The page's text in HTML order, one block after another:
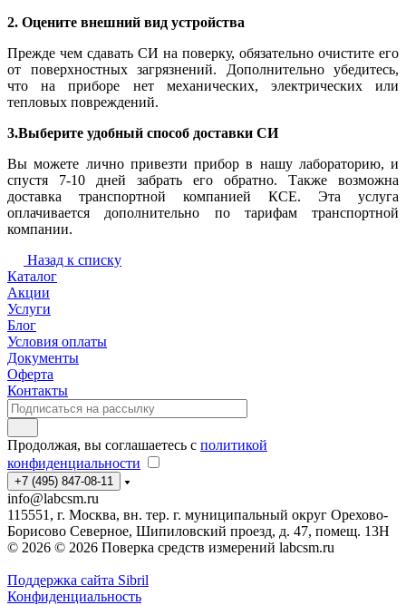
2. Оцените внешний вид устройства
Прежде чем сдавать СИ на поверку, обязательно очистите его
от поверхностных загрязнений. Дополнительно убедитесь,
что на приборе нет механических, электрических или
тепловых повреждений.
3.Выберите удобный способ доставки СИ
Вы можете лично привезти прибор в нашу лабораторию, и
спустя 7-10 дней забрать его обратно. Также возможна
доставка транспортной компанией КСЕ. Эта услуга
оплачивается дополнительно по тарифам транспортной
компании.
Назад к списку
Каталог
Акции
Услуги
Блог
Условия оплаты
Документы
Оферта
Контакты
Продолжая, вы соглашаетесь с политикой
конфиденциальности
+7 (495) 847-08-11
info@labcsm.ru
115551, г. Москва, вн. тер. г. муниципальный округ Орехово-
Борисово Северное, Шипиловский проезд, д. 47, помещ. 13Н
© 2026 © 2026 Поверка средств измерений labcsm.ru
Поддержка сайта Sibril
Конфиденциальность